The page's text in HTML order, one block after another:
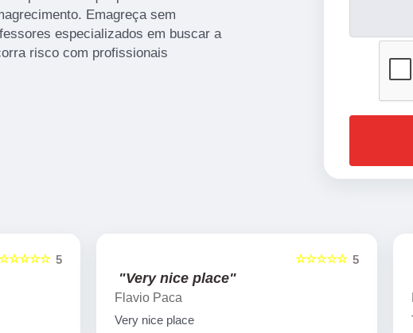
Emagreça sem
especializados em buscar a
risco com profissionais
5 5
☆☆☆☆☆
"Very nice place"
Flavio Paca
Very nice place